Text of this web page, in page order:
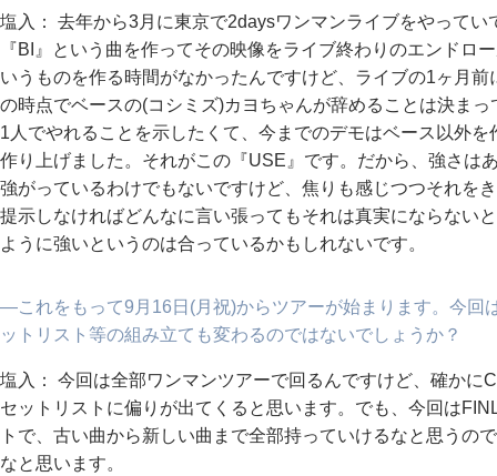
塩入： 去年から3月に東京で2daysワンマンライブをやって
『BI』という曲を作ってその映像をライブ終わりのエンドロ
いうものを作る時間がなかったんですけど、ライブの1ヶ月
の時点でベースの(コシミズ)カヨちゃんが辞めることは決ま
1人でやれることを示したくて、今までのデモはベース以外
作り上げました。それがこの『USE』です。だから、強さは
強がっているわけでもないですけど、焦りも感じつつそれを
提示しなければどんなに言い張ってもそれは真実にならない
ように強いというのは合っているかもしれないです。
―これをもって9月16日(月祝)からツアーが始まります。今回
ットリスト等の組み立ても変わるのではないでしょうか？
塩入： 今回は全部ワンマンツアーで回るんですけど、確かに
セットリストに偏りが出てくると思います。でも、今回は
トで、古い曲から新しい曲まで全部持っていけるなと思うの
なと思います。